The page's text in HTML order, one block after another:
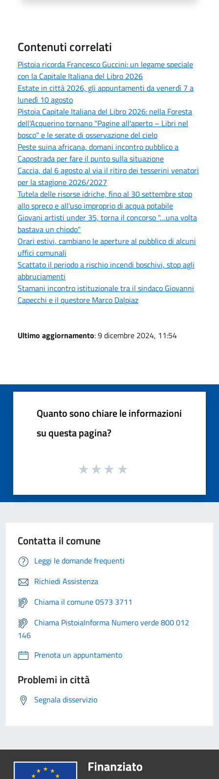
Contenuti correlati
Pistoia ricorda Francesco Guccini: un legame speciale
con la Capitale Italiana del Libro 2026
Estate in città 2026, gli appuntamenti da venerdì 7 a
lunedì 10 agosto
Pistoia Capitale Italiana del Libro 2026: nella Foresta
dell'Acquerino tornano "Pagine all'aperto – Libri nel
bosco" e le serate di osservazione del cielo
Peste suina africana, domani incontro pubblico a
Capostrada per fare il punto sulla situazione
Caccia, dal 6 agosto al via il ritiro dei tesserini venatori
per la stagione 2026/2027
Tutela delle risorse idriche, fino al 30 settembre stop
allo spreco e all’uso improprio di acqua potabile
Giovani artisti under 35, torna il concorso "…una volta
bastava un chiodo"
Orari estivi, cambiano le aperture al pubblico di alcuni
uffici comunali
Scattato il periodo a rischio incendi boschivi, stop agli
abbruciamenti
Stamani incontro istituzionale tra il sindaco Giovanni
Capecchi e il questore Marco Dalpiaz
Ultimo aggiornamento: 9 dicembre 2024, 11:54
Quanto sono chiare le informazioni
su questa pagina?
Contatta il comune
Leggi le domande frequenti
Richiedi Assistenza
Chiama il comune 0573 3711
Chiama PistoiaInforma Numero verde 800 012
146
Prenota un appuntamento
Problemi in città
Segnala disservizio